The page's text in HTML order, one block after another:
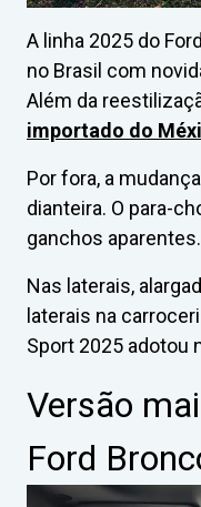
A linha 2025 do
no Brasil com
Além da
importado do
Por fora, a
dianteira. O para-
ganchos aparentes.
Nas laterais,
laterais na
Sport 2025 adotou
Versão
Ford